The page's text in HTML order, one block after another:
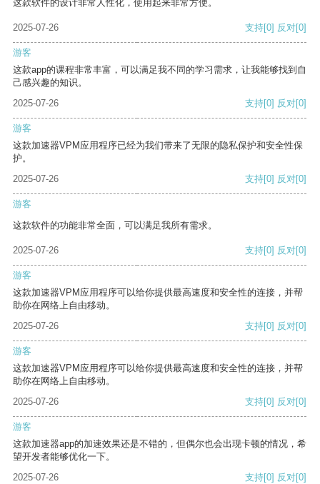
这款软件的设计非常人性化，使用起来非常方便。
2025-07-26 支持[0] 反对[0]
游客
这款app的课程非常丰富，可以满足我不同的学习需求，让我能够找到自
己感兴趣的知识。
2025-07-26
支持[0] 反对[0]
游客
这款加速器VPM应用程序已经为我们带来了无限的隐私保护和安全性保
护。
2025-07-26
支持[0] 反对[0]
游客
这款软件的功能非常全面，可以满足我所有需求。
2025-07-26 支持[0] 反对[0]
游客
这款加速器VPM应用程序可以给你提供最高速度和安全性的连接，并帮
助你在网络上自由移动。
2025-07-26
支持[0] 反对[0]
游客
这款加速器VPM应用程序可以给你提供最高速度和安全性的连接，并帮
助你在网络上自由移动。
2025-07-26
支持[0] 反对[0]
游客
这款加速器app的加速效果还是不错的，但偶尔也会出现卡顿的情况，希
望开发者能够优化一下。
2025-07-26
支持[0] 反对[0]